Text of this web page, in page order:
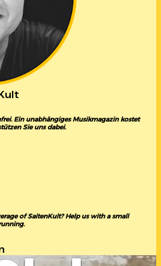
Ein unabhängiges Musikmagazin kostet
Sie uns dabei.
of SaitenKult? Help us with a small